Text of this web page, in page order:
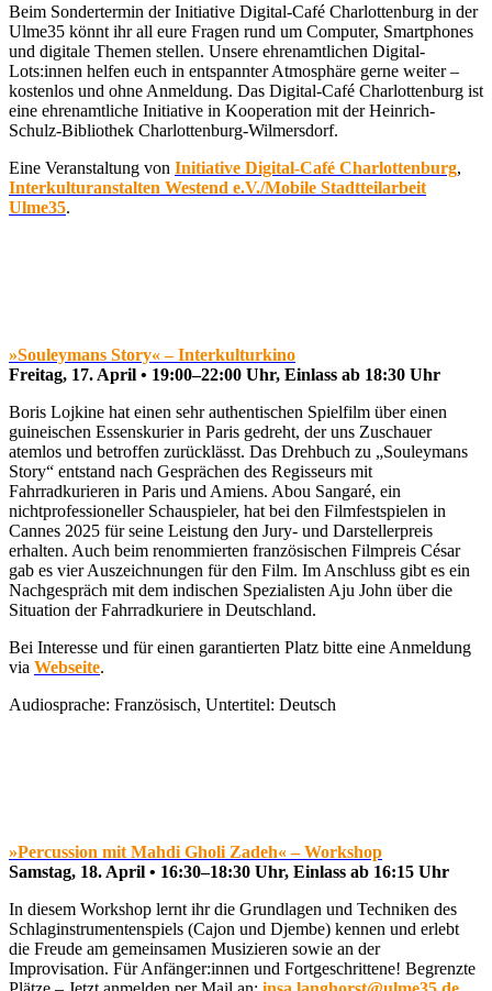
Beim Sondertermin der Initiative Digital-Café Charlottenburg in der
Ulme35 könnt ihr all eure Fragen rund um Computer, Smartphones
und digitale Themen stellen. Unsere ehrenamtlichen Digital-
Lots:innen helfen euch in entspannter Atmosphäre gerne weiter –
kostenlos und ohne Anmeldung. Das Digital-Café Charlottenburg ist
eine ehrenamtliche Initiative in Kooperation mit der Heinrich-
Schulz-Bibliothek Charlottenburg-Wilmersdorf.
Eine Veranstaltung von Initiative Digital-Café Charlottenburg,
Interkulturanstalten Westend e.V./Mobile Stadtteilarbeit
Ulme35.
»Souleymans Story« – Interkulturkino
Freitag, 17. April • 19:00–22:00 Uhr, Einlass ab 18:30 Uhr
Boris Lojkine hat einen sehr authentischen Spielfilm über einen
guineischen Essenskurier in Paris gedreht, der uns Zuschauer
atemlos und betroffen zurücklässt. Das Drehbuch zu „Souleymans
Story“ entstand nach Gesprächen des Regisseurs mit
Fahrradkurieren in Paris und Amiens. Abou Sangaré, ein
nichtprofessioneller Schauspieler, hat bei den Filmfestspielen in
Cannes 2025 für seine Leistung den Jury- und Darstellerpreis
erhalten. Auch beim renommierten französischen Filmpreis César
gab es vier Auszeichnungen für den Film. Im Anschluss gibt es ein
Nachgespräch mit dem indischen Spezialisten Aju John über die
Situation der Fahrradkuriere in Deutschland.
Bei Interesse und für einen garantierten Platz bitte eine Anmeldung
via Webseite.
Audiosprache: Französisch, Untertitel: Deutsch
»Percussion mit Mahdi Gholi Zadeh« – Workshop
Samstag, 18. April • 16:30–18:30 Uhr, Einlass ab 16:15 Uhr
In diesem Workshop lernt ihr die Grundlagen und Techniken des
Schlaginstrumentenspiels (Cajon und Djembe) kennen und erlebt
die Freude am gemeinsamen Musizieren sowie an der
Improvisation. Für Anfänger:innen und Fortgeschrittene! Begrenzte